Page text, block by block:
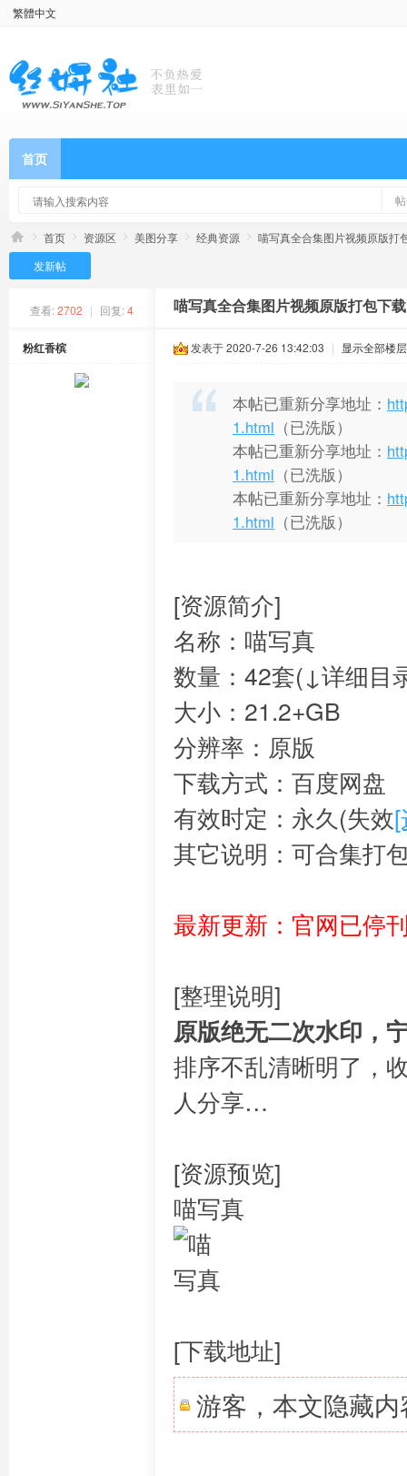
繁體中文
首页
首页 资源区 美图分享 经典资源
喵写真全合集图片视频原版打
发新帖
查看:2702 | 回复:4 喵写真全合集图片视频原版打包下
粉红香槟 发表于 2020-7-26 13:42:03 | 显示全部楼层
本帖已重新分享地址：
1.html （已洗版）
本帖已重新分享地址：
1.html （已洗版）
本帖已重新分享地址：
1.html （已洗版）
[资源简介]
名称：喵写真
数量：42套(↓详细目
大小：21.2+GB
分辨率：原版
下载方式：百度网盘
有效时定：永久(失效
其它说明：可合集打
最新更新：官网已停
[整理说明]
原版绝无二次水印，
排序不乱清晰明了，
人分享…
[资源预览]
喵写真
[下载地址]
游客，本文隐藏内